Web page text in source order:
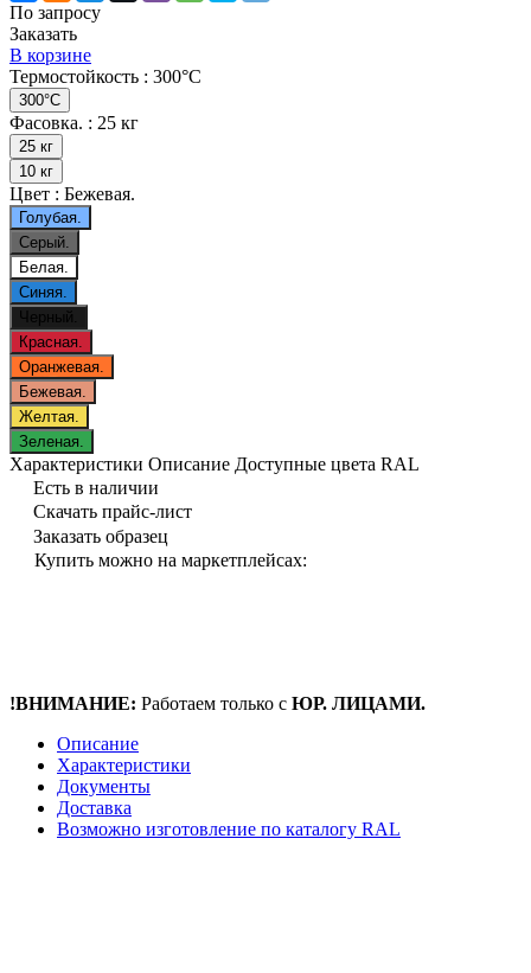
По запросу
Заказать
В корзине
Термостойкость : 300°С
300°С
Фасовка. : 25 кг
25 кг
10 кг
Цвет : Бежевая.
Голубая.
Серый.
Белая.
Синяя.
Черный.
Красная.
Оранжевая.
Бежевая.
Желтая.
Зеленая.
Характеристики Описание Доступные цвета RAL
Есть в наличии
Скачать прайс-лист
Заказать образец
Купить можно на маркетплейсах:
!ВНИМАНИЕ: Работаем только с ЮР. ЛИЦАМИ.
Описание
Характеристики
Документы
Доставка
Возможно изготовление по каталогу RAL